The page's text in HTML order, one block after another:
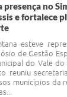
no
e fortalece
esteve
de Gestão
do Vale do
reuniu
municípios da